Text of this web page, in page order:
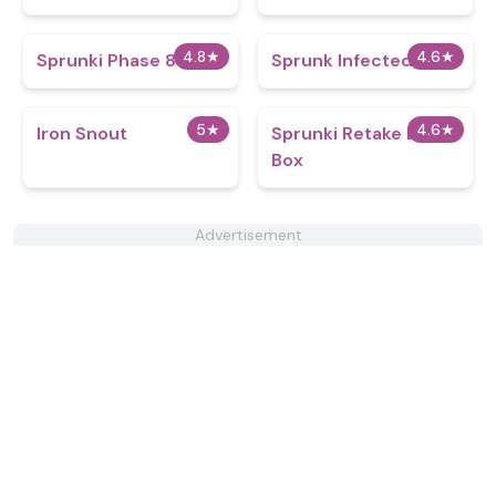
4.8★
Sprunki Phase 8 v1.0 4.6★
Sprunk Infected 3
5★
Iron Snout 4.6★
Sprunki Retake Beat
Box
Advertisement